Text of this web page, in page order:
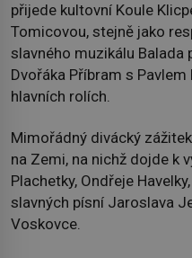
přijede kultovní Koule
Tomicovou, stejně jako
slavného muzikálu Balada
Dvořáka Příbram s
hlavních rolích.
Mimořádný divácký
na Zemi, na nichž dojde k
Plachetky, Ondřeje
slavných písní Jaroslava
Voskovce.